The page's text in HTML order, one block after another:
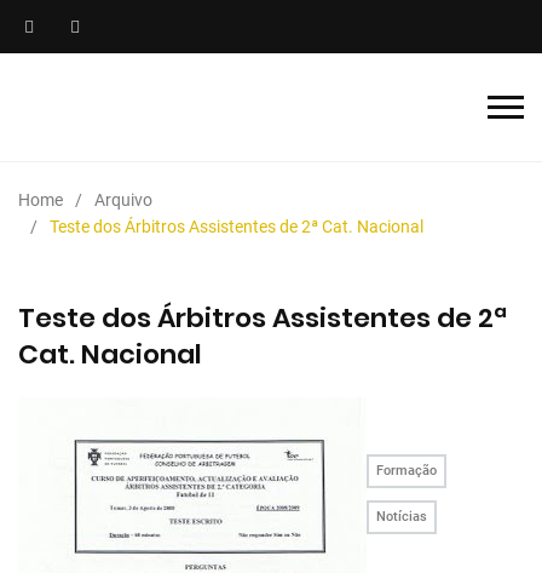
Home
Arquivo
Teste dos Árbitros Assistentes de 2ª Cat. Nacional
Teste dos Árbitros Assistentes de 2ª
Cat. Nacional
Formação
Notícias